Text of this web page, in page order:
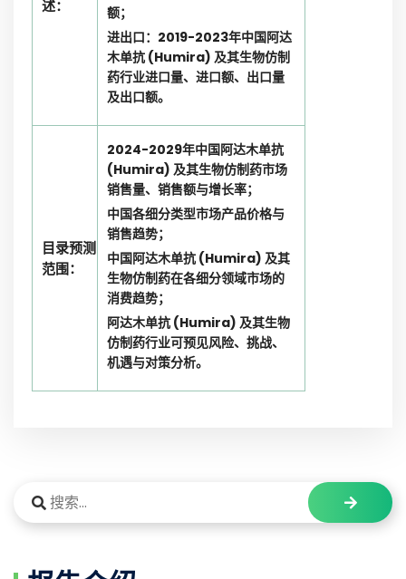
述：
额；
进出口：2019-2023年中国阿达
木单抗 (Humira) 及其生物仿制
药行业进口量、进口额、出口量
及出口额。
目录预测
范围：
2024-2029年中国阿达木单抗
(Humira) 及其生物仿制药市场
销售量、销售额与增长率；
中国各细分类型市场产品价格与
销售趋势；
中国阿达木单抗 (Humira) 及其
生物仿制药在各细分领域市场的
消费趋势；
阿达木单抗 (Humira) 及其生物
仿制药行业可预见风险、挑战、
机遇与对策分析。